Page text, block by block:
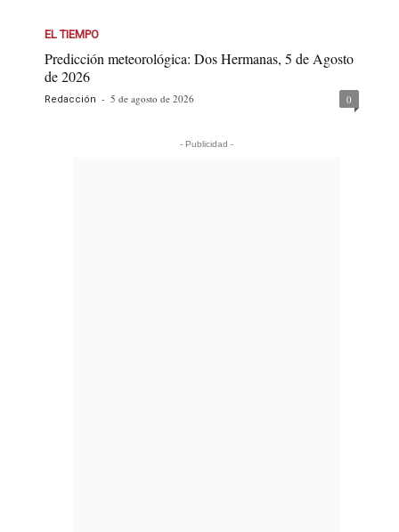
EL TIEMPO
Predicción meteorológica: Dos Hermanas, 5 de Agosto
de 2026
Redacción - 5 de agosto de 2026 0
- Publicidad -